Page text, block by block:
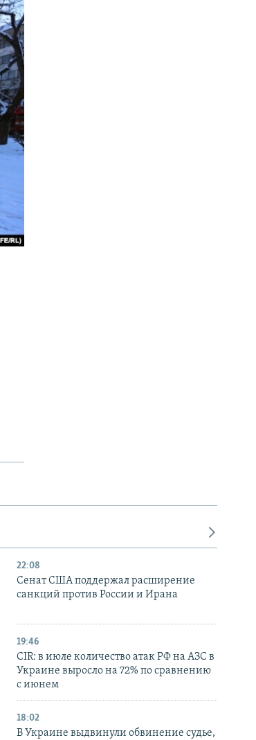
22:08
Сенат США поддержал расширение
санкций против России и Ирана
19:46
CIR: в июле количество атак РФ на АЗС в
Украине выросло на 72% по сравнению
с июнем
18:02
В Украине выдвинули обвинение судье,